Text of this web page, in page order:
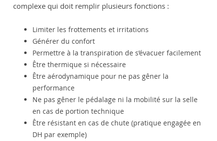
complexe qui doit remplir plusieurs fonctions :
Limiter les frottements et irritations
Générer du confort
Permettre à la transpiration de s’évacuer facilement
Être thermique si nécessaire
Être aérodynamique pour ne pas gêner la
performance
Ne pas gêner le pédalage ni la mobilité sur la selle
en cas de portion technique
Être résistant en cas de chute (pratique engagée en
DH par exemple)